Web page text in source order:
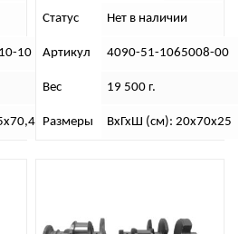
10
Статус Нет в наличии
Артикул 4090-51-1065008-00
Вес 19 500 г.
Размеры ВхГхШ (см): 20х70х25